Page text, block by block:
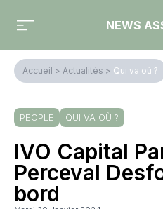
NEWS
Accueil > Actualités > Qui va où ?
PEOPLE QUI VA OÙ ?
IVO Capital
Perceval
bord